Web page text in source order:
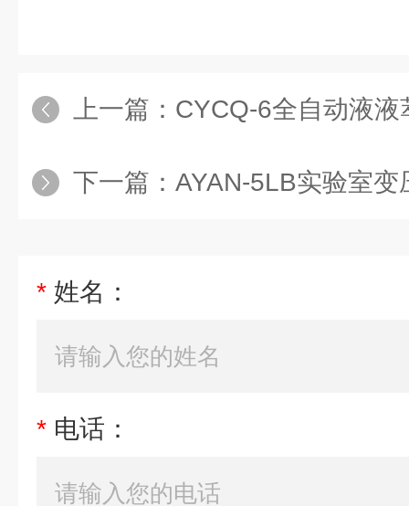
上一篇： CYCQ-6全自动液液萃取仪
下一篇： AYAN-5LB实验室变压吸附
* 姓名：
* 电话：